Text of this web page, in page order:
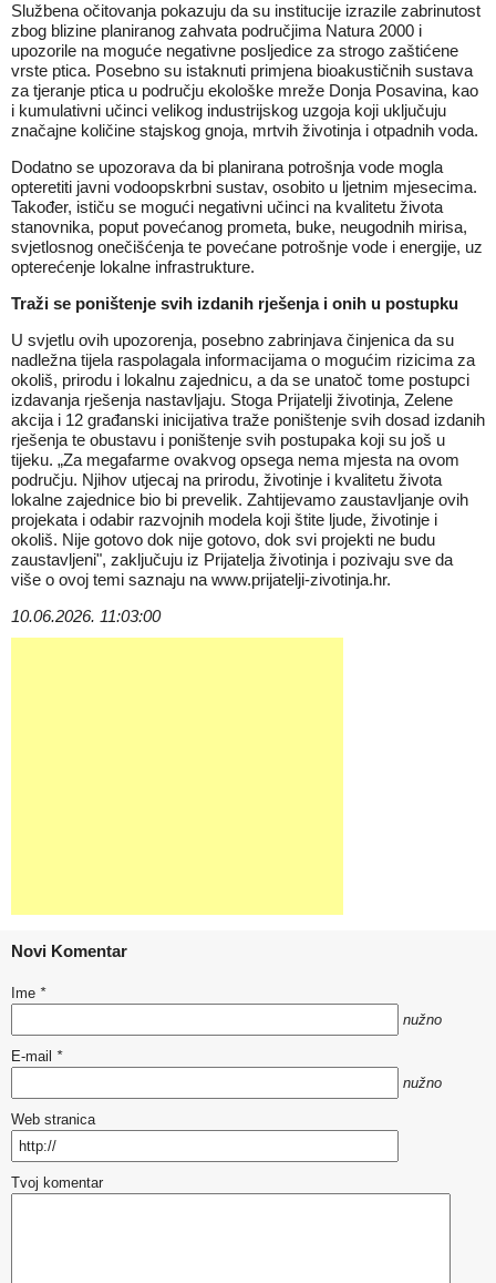
Službena očitovanja pokazuju da su institucije izrazile zabrinutost
zbog blizine planiranog zahvata područjima Natura 2000 i
upozorile na moguće negativne posljedice za strogo zaštićene
vrste ptica. Posebno su istaknuti primjena bioakustičnih sustava
za tjeranje ptica u području ekološke mreže Donja Posavina, kao
i kumulativni učinci velikog industrijskog uzgoja koji uključuju
značajne količine stajskog gnoja, mrtvih životinja i otpadnih voda.
Dodatno se upozorava da bi planirana potrošnja vode mogla
opteretiti javni vodoopskrbni sustav, osobito u ljetnim mjesecima.
Također, ističu se mogući negativni učinci na kvalitetu života
stanovnika, poput povećanog prometa, buke, neugodnih mirisa,
svjetlosnog onečišćenja te povećane potrošnje vode i energije, uz
opterećenje lokalne infrastrukture.
Traži se poništenje svih izdanih rješenja i onih u postupku
U svjetlu ovih upozorenja, posebno zabrinjava činjenica da su
nadležna tijela raspolagala informacijama o mogućim rizicima za
okoliš, prirodu i lokalnu zajednicu, a da se unatoč tome postupci
izdavanja rješenja nastavljaju. Stoga Prijatelji životinja, Zelene
akcija i 12 građanski inicijativa traže poništenje svih dosad izdanih
rješenja te obustavu i poništenje svih postupaka koji su još u
tijeku. „Za megafarme ovakvog opsega nema mjesta na ovom
području. Njihov utjecaj na prirodu, životinje i kvalitetu života
lokalne zajednice bio bi prevelik. Zahtijevamo zaustavljanje ovih
projekata i odabir razvojnih modela koji štite ljude, životinje i
okoliš. Nije gotovo dok nije gotovo, dok svi projekti ne budu
zaustavljeni", zaključuju iz Prijatelja životinja i pozivaju sve da
više o ovoj temi saznaju na www.prijatelji-zivotinja.hr.
10.06.2026. 11:03:00
Novi Komentar
Ime *
nužno
E-mail *
nužno
Web stranica
Tvoj komentar